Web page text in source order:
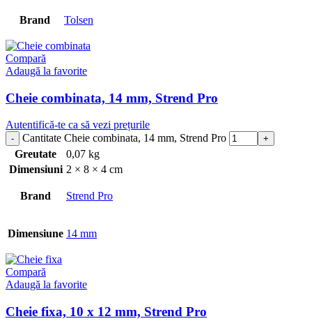
Brand Tolsen
Compară
Adaugă la favorite
Cheie combinata, 14 mm, Strend Pro
Autentifică-te ca să vezi prețurile
Cantitate Cheie combinata, 14 mm, Strend Pro
Greutate
0,07 kg
Dimensiuni 2 × 8 × 4 cm
Brand Strend Pro
Dimensiune 14 mm
Compară
Adaugă la favorite
Cheie fixa, 10 x 12 mm, Strend Pro